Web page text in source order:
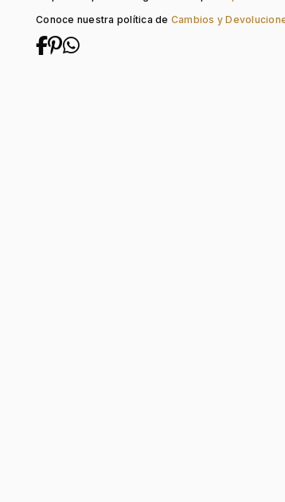
Material del pulso:
Tipo de cierre:
Desplegable Seguridad
Conoce nuestra política de Cambios y